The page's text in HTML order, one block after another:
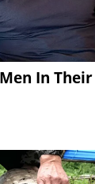
In Their